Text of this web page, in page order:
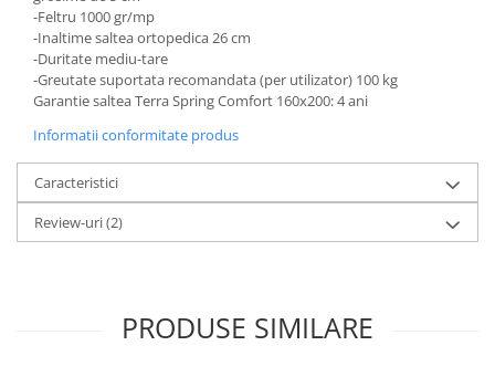
-Feltru 1000 gr/mp
-Inaltime saltea ortopedica 26 cm
-Duritate mediu-tare
-Greutate suportata recomandata (per utilizator) 100 kg
Garantie saltea Terra Spring Comfort 160x200: 4 ani
Informatii conformitate produs
Caracteristici
Review-uri(2)
PRODUSE SIMILARE